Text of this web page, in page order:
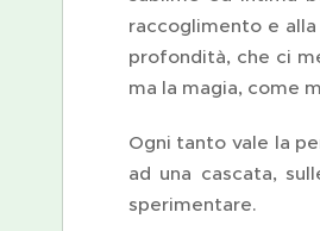
raccoglimento e
profondità, che ci
ma la magia, come
Ogni tanto vale la
ad una cascata,
sperimentare.